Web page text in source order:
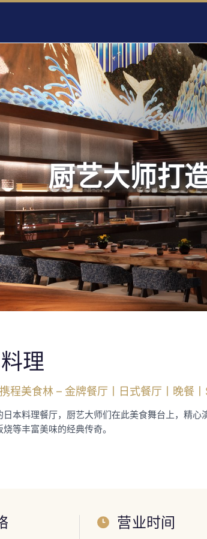
厨艺大师打
理
程美食林 – 金牌餐厅丨日式餐厅丨晚餐
本料理餐厅，厨艺大师们在此美食舞台上，精心
等丰富美味的经典传奇。
营业时间